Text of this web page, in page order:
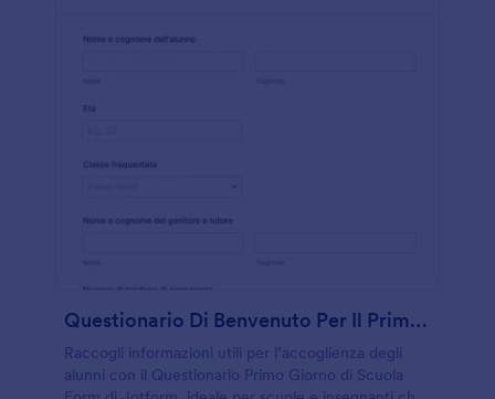
Questionario Di Benvenuto Per Il Primo Giorno Di Scuola
Raccogli informazioni utili per l’accoglienza degli
alunni con il Questionario Primo Giorno di Scuola